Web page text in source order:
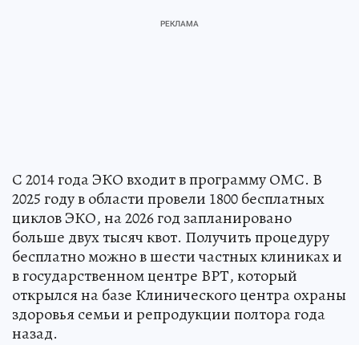
С 2014 года ЭКО входит в программу ОМС. В
2025 году в области провели 1800 бесплатных
циклов ЭКО, на 2026 год запланировано
больше двух тысяч квот. Получить процедуру
бесплатно можно в шести частных клиниках и
в государственном центре ВРТ, который
открылся на базе Клинического центра охраны
здоровья семьи и репродукции полтора года
назад.